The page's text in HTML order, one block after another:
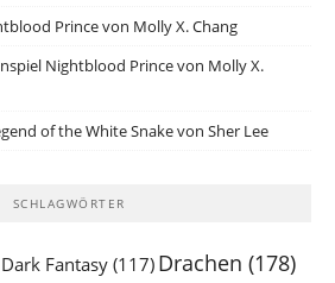
Prince von Molly X. Chang
Nightblood Prince von Molly X.
of the White Snake von Sher Lee
SCHLAGWÖRTER
Dark Fantasy (117) Drachen (178)